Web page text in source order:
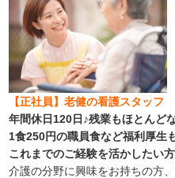
【正社員】老健の看護スタッフ
年間休日120日♪残業もほとんど
1食250円の職員食など福利厚生
これまでのご経験を活かしたい方
介護の分野に興味をお持ちの方